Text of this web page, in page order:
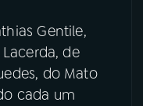
Gentile,
de
do Mato
cada um